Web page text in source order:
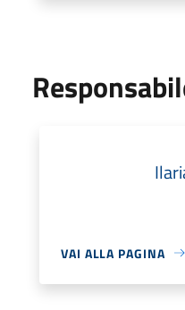
VAI ALLA PAGINA